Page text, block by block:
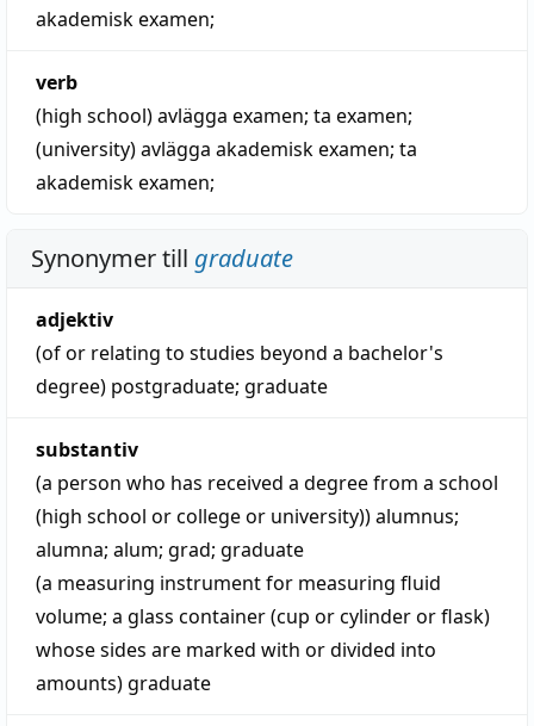
akademisk examen;
verb
(high school)avlägga examen; ta examen;
(university)avlägga akademisk examen; ta
akademisk examen;
Synonymer till graduate
adjektiv
(of or relating to studies beyond a bachelor's
degree) postgraduate; graduate
substantiv
(a person who has received a degree from a school
(high school or college or university))alumnus;
alumna; alum; grad; graduate
(a measuring instrument for measuring fluid
volume; a glass container (cup or cylinder or flask)
whose sides are marked with or divided into
amounts)graduate